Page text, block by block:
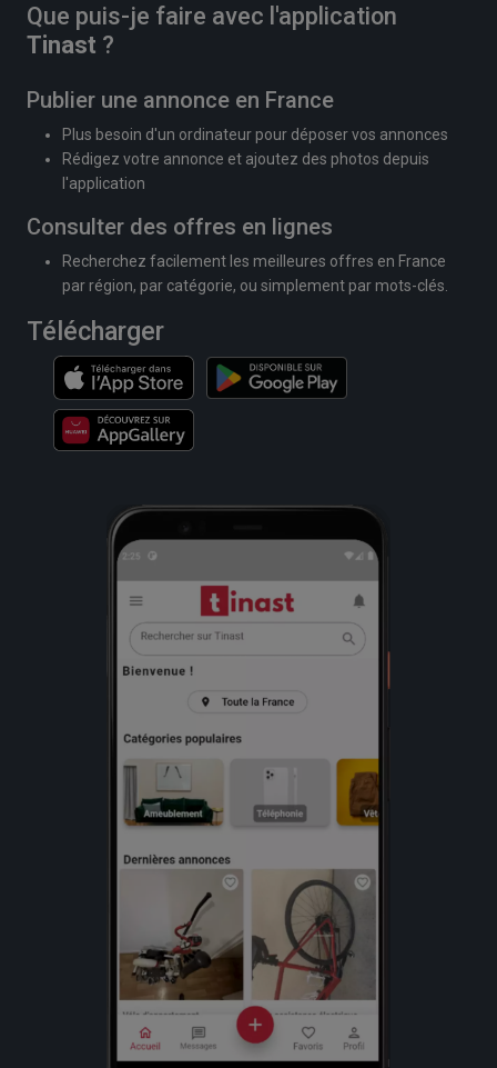
Que puis-je faire avec l'application
Tinast ?
Publier une annonce en France
Plus besoin d'un ordinateur pour déposer vos annonces
Rédigez votre annonce et ajoutez des photos depuis
l'application
Consulter des offres en lignes
Recherchez facilement les meilleures offres en France
par région, par catégorie, ou simplement par mots-clés.
Télécharger